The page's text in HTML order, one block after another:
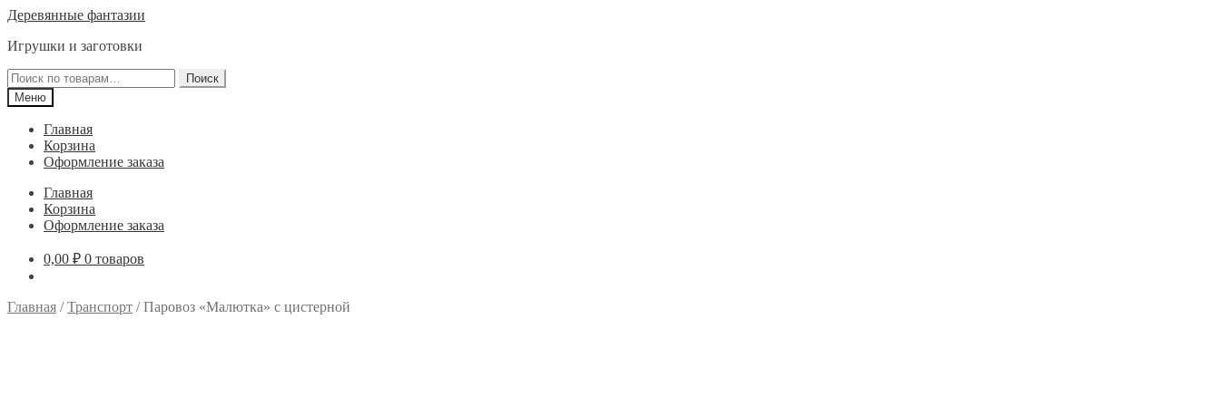
Перейти
навигации
Перейти
содержимому
Деревянные фантазии
Игрушки и заготовки
Искать:
Поиск
Меню
Главная
Корзина
Оформление заказа
Главная
Корзина
Оформление заказа
0,00 ₽ 0 товаров
Главная /Транспорт /Паровоз «Малютка» с цистерной